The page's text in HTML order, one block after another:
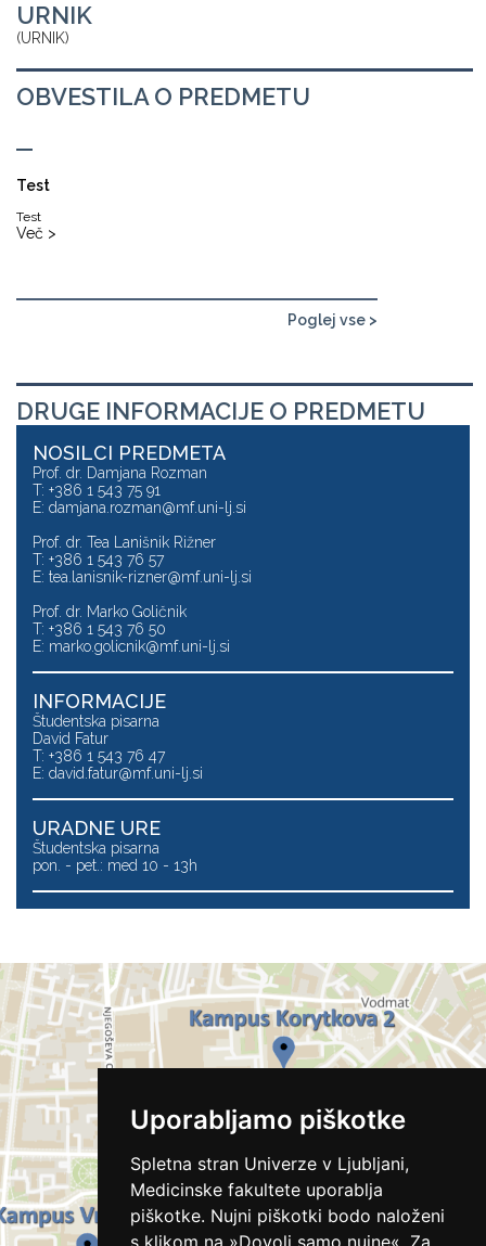
Uporabljamo piškotke
Spletna stran Univerze v Ljubljani,
Medicinske fakultete uporablja
piškotke. Nujni piškotki bodo naloženi
s klikom na »Dovoli samo nujne«. Za
URNIK
(URNIK)
OBVESTILA O PREDMETU
Test
Test
Več >
Poglej vse >
DRUGE INFORMACIJE O PREDMETU
NOSILCI PREDMETA
Prof. dr. Damjana Rozman
T: +386 1 543 75 91
E: damjana.rozman@mf.uni-lj.si
Prof. dr. Tea Lanišnik Rižner
T: +386 1 543 76 57
E: tea.lanisnik-rizner@mf.uni-lj.si
Prof. dr. Marko Goličnik
T: +386 1 543 76 50
E: marko.golicnik@mf.uni-lj.si
INFORMACIJE
Študentska pisarna
David Fatur
T: +386 1 543 76 47
E: david.fatur@mf.uni-lj.si
URADNE URE
Študentska pisarna
pon. - pet.: med 10 - 13h